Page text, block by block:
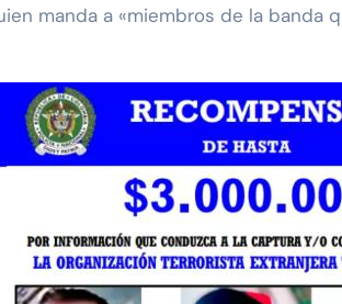
manda a «miembros de la